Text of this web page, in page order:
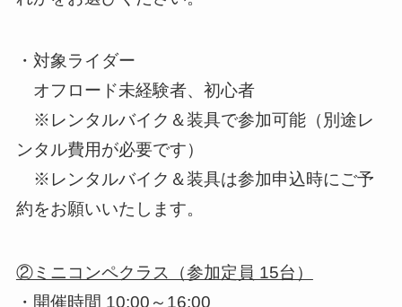
・対象ライダー
オフロード未経験者、初心者
※レンタルバイク＆装具で参加可能（別途レ
ンタル費用が必要です）
※レンタルバイク＆装具は参加申込時にご予
約をお願いいたします。
②ミニコンペクラス（参加定員 15台）
・開催時間 10:00～16:00